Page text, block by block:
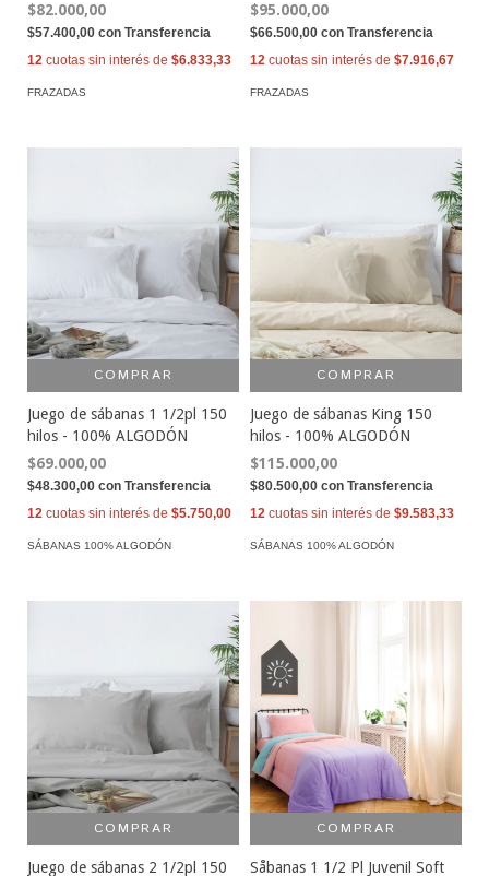
$82.000,00
$57.400,00 con Transferencia
12 cuotas sin interés de $6.833,33
FRAZADAS
$95.000,00
$66.500,00 con Transferencia
12 cuotas sin interés de $7.916,67
FRAZADAS
COMPRAR
Juego de sábanas 1 1/2pl 150
hilos - 100% ALGODÓN
$69.000,00
$48.300,00 con Transferencia
12 cuotas sin interés de $5.750,00
SÁBANAS 100% ALGODÓN
COMPRAR
Juego de sábanas King 150
hilos - 100% ALGODÓN
$115.000,00
$80.500,00 con Transferencia
12 cuotas sin interés de $9.583,33
SÁBANAS 100% ALGODÓN
COMPRAR
Juego de sábanas 2 1/2pl 150
COMPRAR
Såbanas 1 1/2 Pl Juvenil Soft